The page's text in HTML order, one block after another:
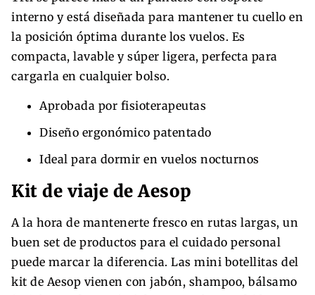
interno y está diseñada para mantener tu cuello en
la posición óptima durante los vuelos. Es
compacta, lavable y súper ligera, perfecta para
cargarla en cualquier bolso.
Aprobada por fisioterapeutas
Diseño ergonómico patentado
Ideal para dormir en vuelos nocturnos
Kit de viaje de Aesop
A la hora de mantenerte fresco en rutas largas, un
buen set de productos para el cuidado personal
puede marcar la diferencia. Las mini botellitas del
kit de Aesop vienen con jabón, shampoo, bálsamo